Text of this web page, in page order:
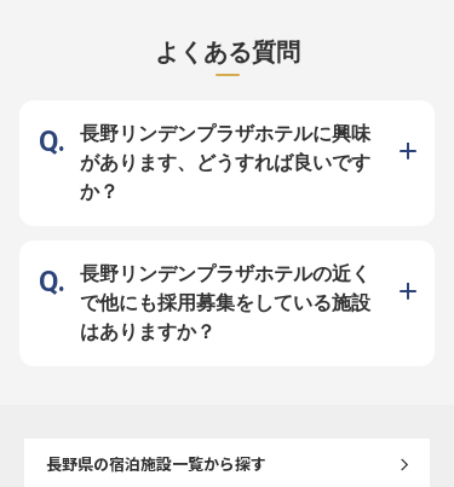
※2025年05月19日時点の情報です
※2024年08月26日時点の情報です
よくある質問
長野リンデンプラザホテルに興味
があります、どうすれば良いです
か？
長野リンデンプラザホテルの近く
で他にも採用募集をしている施設
はありますか？
長野県の宿泊施設一覧から探す